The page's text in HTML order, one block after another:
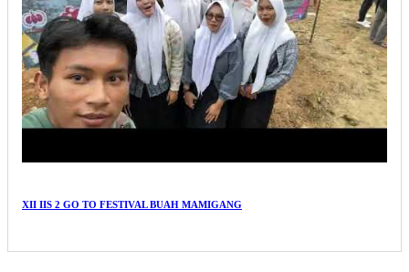
XII IIS 2 GO TO FESTIVAL BUAH MAMIGANG